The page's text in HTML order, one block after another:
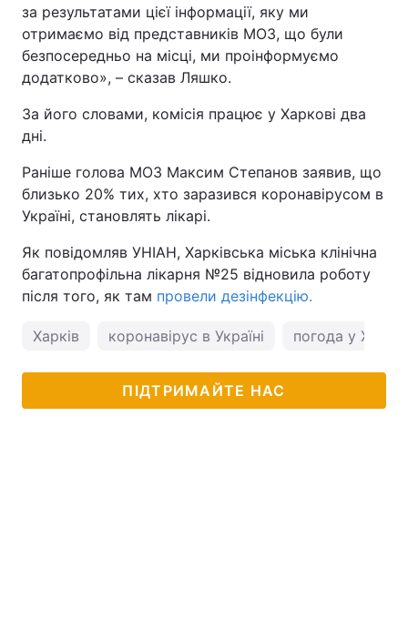
Тема оформлення
за результатами цієї інформації, яку ми
отримаємо від представників МОЗ, що були
безпосередньо на місці, ми проінформуємо
додатково», – сказав Ляшко.
За його словами, комісія працює у Харкові два
дні.
Раніше голова МОЗ Максим Степанов заявив, що
близько 20% тих, хто заразився коронавірусом в
Україні, становлять лікарі.
Як повідомляв УНІАН, Харківська міська клінічна
багатопрофільна лікарня №25 відновила роботу
після того, як там провели дезінфекцію.
Харків коронавірус в Україні погода у
ПІДТРИМАЙТЕ НАС